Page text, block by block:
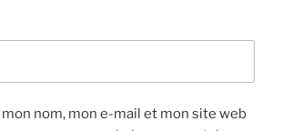
nom, mon e-mail et mon site web